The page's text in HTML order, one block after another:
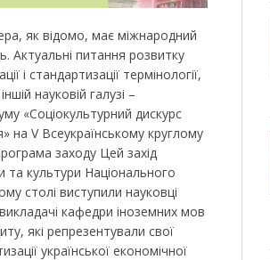
як відомо, має міжнародний
Актуальні питання розвитку
і стандартизації термінології,
науковій галузі –
«Соціокультурний дискурс
на V Всеукраїнському круглому
заходу Цей захід
та культури Національного
столі виступили науковці
кафедри іноземних мов
які репрезентували свої
української економічної